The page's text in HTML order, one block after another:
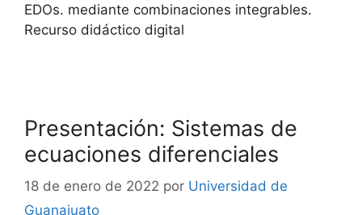
EDOs. mediante combinaciones integrables.
Recurso didáctico digital
Presentación: Sistemas de
ecuaciones diferenciales
18 de enero de 2022 por Universidad de
Guanajuato